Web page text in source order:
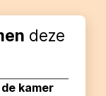
deze
kamer